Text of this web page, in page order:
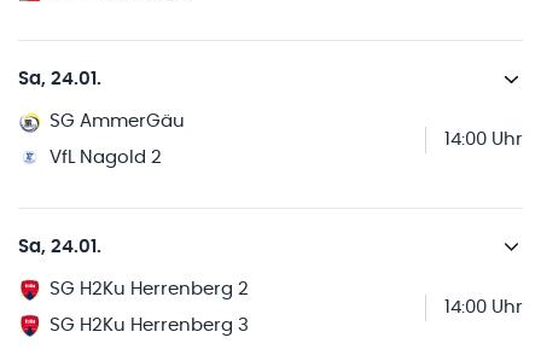
Sa, 24.01.
SG AmmerGäu
VfL Nagold 2
14:00 Uhr
Sa, 24.01.
SG H2Ku Herrenberg 2
SG H2Ku Herrenberg 3
14:00 Uhr